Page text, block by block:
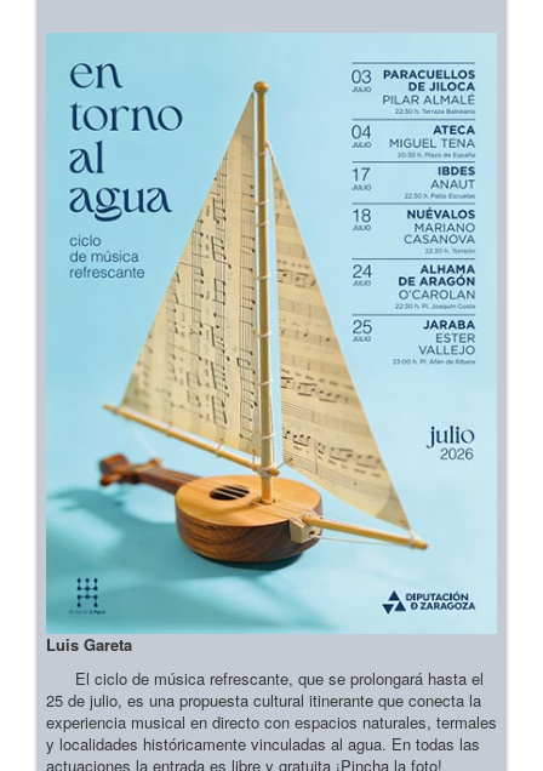
Luis Gareta
El ciclo de música refrescante, que se prolongará hasta el
25 de julio, es una propuesta cultural itinerante que conecta la
experiencia musical en directo con espacios naturales, termales
y localidades históricamente vinculadas al agua. En todas las
actuaciones la entrada es libre y gratuita ¡Pincha la foto!